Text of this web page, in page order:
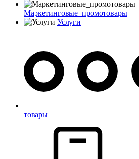
Маркетинговые_промотовары
Услуги
товары